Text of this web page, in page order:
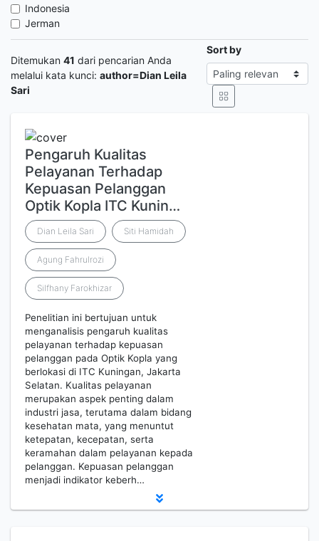
Indonesia
Jerman
Ditemukan 41 dari pencarian Anda
melalui kata kunci: author=Dian Leila
Sari
Sort by
Pengaruh Kualitas
Pelayanan Terhadap
Kepuasan Pelanggan
Optik Kopla ITC Kunin…
Dian Leila Sari Siti Hamidah
Agung Fahrulrozi
Silfhany Farokhizar
Penelitian ini bertujuan untuk
menganalisis pengaruh kualitas
pelayanan terhadap kepuasan
pelanggan pada Optik Kopla yang
berlokasi di ITC Kuningan, Jakarta
Selatan. Kualitas pelayanan
merupakan aspek penting dalam
industri jasa, terutama dalam bidang
kesehatan mata, yang menuntut
ketepatan, kecepatan, serta
keramahan dalam pelayanan kepada
pelanggan. Kepuasan pelanggan
menjadi indikator keberh…